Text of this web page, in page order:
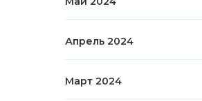
Апрель 2024
Март 2024